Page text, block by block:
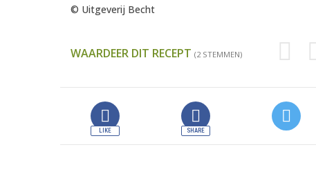
© Uitgeverij Becht
WAARDEER DIT RECEPT (2 STEMMEN)